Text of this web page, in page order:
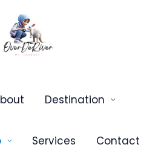
Destination
Services Contact